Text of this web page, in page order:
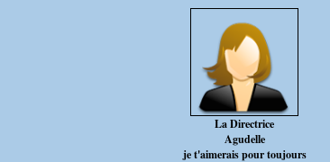
La Directrice
Agudelle
je t'aimerais pour toujours